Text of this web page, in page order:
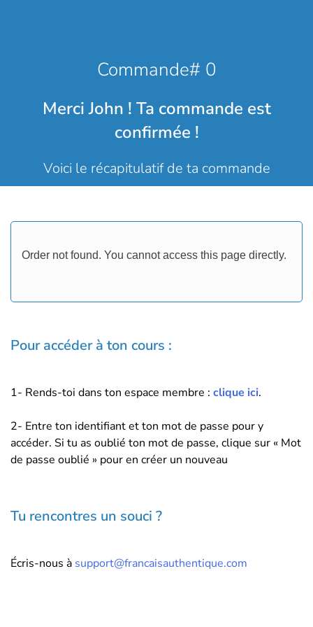
Commande# 0
Merci John ! Ta commande est
confirmée !
Voici le récapitulatif de ta commande
Pour accéder à ton cours :
1- Rends-toi dans ton espace membre : clique ici.
2- Entre ton identifiant et ton mot de passe pour y
accéder. Si tu as oublié ton mot de passe, clique sur « Mot
de passe oublié » pour en créer un nouveau
Tu rencontres un souci ?
Écris-nous à support@francaisauthentique.com
Order not found. You cannot access this page directly.